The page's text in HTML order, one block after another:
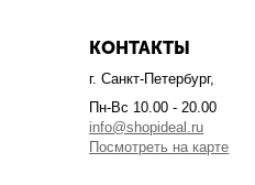
КОНТАКТЫ
г. Санкт-Петербург,
Пн-Вс 10.00 - 20.00
info@shopideal.ru
Посмотреть на карте